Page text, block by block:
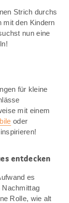
Strich durchs
mit den Kindern
nun eine
für kleine
mit einem
oder
entdecken
es
Nachmittag
Rolle, wie alt